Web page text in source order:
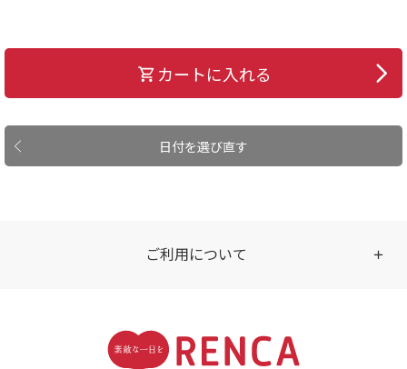
日付を選び直す
カートに入れる
ご利用について
【ご注文（インターネット）】
24時間年中無休